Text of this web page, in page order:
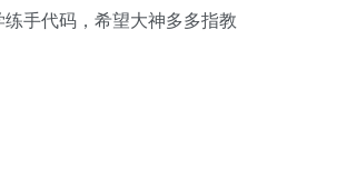
手代码，希望大神多多指教